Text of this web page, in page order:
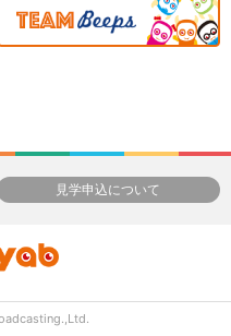
見学申込について